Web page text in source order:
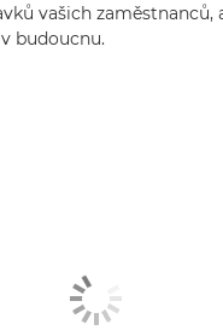
vašich zaměstnanců,
budoucnu.